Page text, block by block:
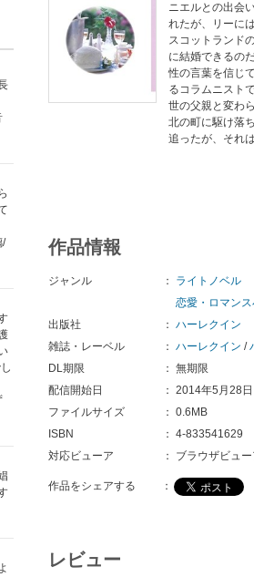
/
ニエルとの出会
れたが、リーに
スコットランド
に結婚できるの
性の言葉を信じ
るコラムニスト
世の父親と変わ
北の町に駆け落
追ったが、それ
作品情報
ジャンル ：
ライトノベル
恋愛・ロマン
出版社
： ハーレクイン
雑誌・レーベル
： ハーレクイン /
DL期限
： 無期限
配信開始日
： 2014年5月28日
ファイルサイズ
： 0.6MB
ISBN
： 4-833541629
対応ビューア
： ブラウザビュー
作品をシェアする ：
レビュー